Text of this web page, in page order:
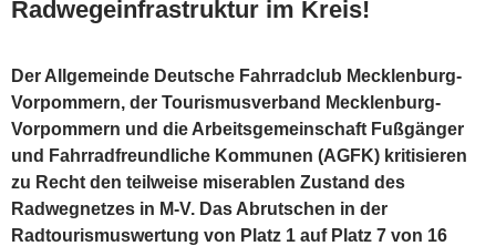
Radwegeinfrastruktur im Kreis!
Der Allgemeinde Deutsche Fahrradclub Mecklenburg-
Vorpommern, der Tourismusverband Mecklenburg-
Vorpommern und die Arbeitsgemeinschaft Fußgänger
und Fahrradfreundliche Kommunen (AGFK) kritisieren
zu Recht den teilweise miserablen Zustand des
Radwegnetzes in M-V. Das Abrutschen in der
Radtourismuswertung von Platz 1 auf Platz 7 von 16